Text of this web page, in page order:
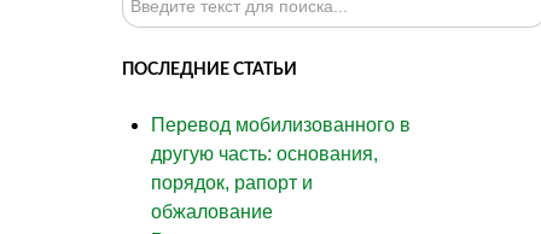
ПОСЛЕДНИЕ СТАТЬИ
Перевод мобилизованного в
другую часть: основания,
порядок, рапорт и
обжалование